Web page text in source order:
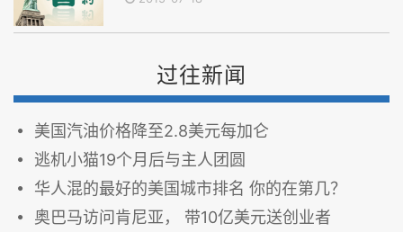
过往新闻
美国汽油价格降至2.8美元每加仑
逃机小猫19个月后与主人团圆
华人混的最好的美国城市排名 你的在第几？
奥巴马访问肯尼亚， 带10亿美元送创业者